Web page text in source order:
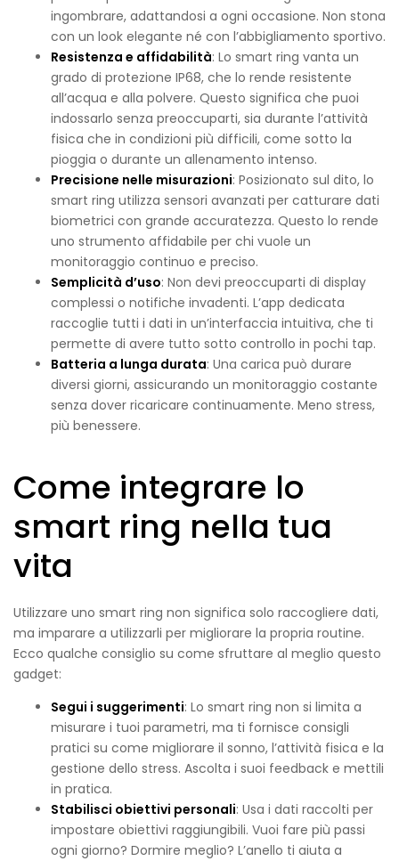
ingombrare, adattandosi a ogni occasione. Non stona
con un look elegante né con l’abbigliamento sportivo.
Resistenza e affidabilità: Lo smart ring vanta un
grado di protezione IP68, che lo rende resistente
all’acqua e alla polvere. Questo significa che puoi
indossarlo senza preoccuparti, sia durante l’attività
fisica che in condizioni più difficili, come sotto la
pioggia o durante un allenamento intenso.
Precisione nelle misurazioni: Posizionato sul dito, lo
smart ring utilizza sensori avanzati per catturare dati
biometrici con grande accuratezza. Questo lo rende
uno strumento affidabile per chi vuole un
monitoraggio continuo e preciso.
Semplicità d’uso: Non devi preoccuparti di display
complessi o notifiche invadenti. L’app dedicata
raccoglie tutti i dati in un’interfaccia intuitiva, che ti
permette di avere tutto sotto controllo in pochi tap.
Batteria a lunga durata: Una carica può durare
diversi giorni, assicurando un monitoraggio costante
senza dover ricaricare continuamente. Meno stress,
più benessere.
Come integrare lo
smart ring nella tua
vita
Utilizzare uno smart ring non significa solo raccogliere dati,
ma imparare a utilizzarli per migliorare la propria routine.
Ecco qualche consiglio su come sfruttare al meglio questo
gadget:
Segui i suggerimenti: Lo smart ring non si limita a
misurare i tuoi parametri, ma ti fornisce consigli
pratici su come migliorare il sonno, l’attività fisica e la
gestione dello stress. Ascolta i suoi feedback e mettili
in pratica.
Stabilisci obiettivi personali: Usa i dati raccolti per
impostare obiettivi raggiungibili. Vuoi fare più passi
ogni giorno? Dormire meglio? L’anello ti aiuta a